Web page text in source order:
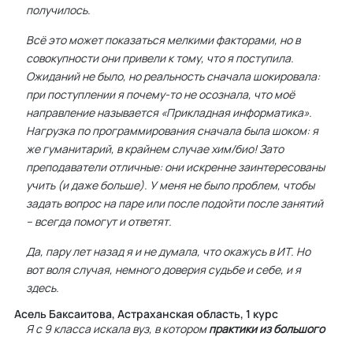
получилось.
Всё это может показаться мелкими факторами, но в
совокупности они привели к тому, что я поступила.
Ожиданий не было, но реальность сначала шокировала:
при поступлении я почему-то не осознала, что моё
направление называется «Прикладная информатика».
Нагрузка по программирования сначала была шоком: я
же гуманитарий, в крайнем случае хим/био! Зато
преподаватели отличные: они искренне заинтересованы
учить (и даже больше). У меня не было проблем, чтобы
задать вопрос на паре или после подойти после занятий
– всегда помогут и ответят.
Да, пару лет назад я и не думала, что окажусь в ИТ. Но
вот воля случая, немного доверия судьбе и себе, и я
здесь.
Асель Баксаитова, Астраханская область, 1 курс
Я с 9 класса искала вуз, в которомпрактики из большого